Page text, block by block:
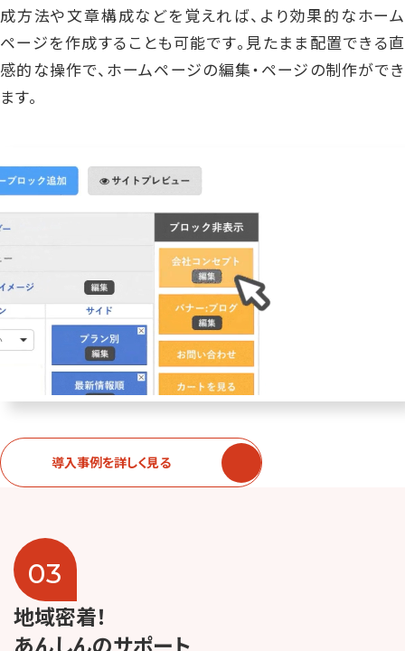
成方法や文章構成などを覚えれば、より効果的なホーム
ページを作成することも可能です。見たまま配置できる直
感的な操作で、ホームページの編集・ページの制作ができ
ます。
導入事例を詳しく見る
03
地域密着！
あんしんのサポート